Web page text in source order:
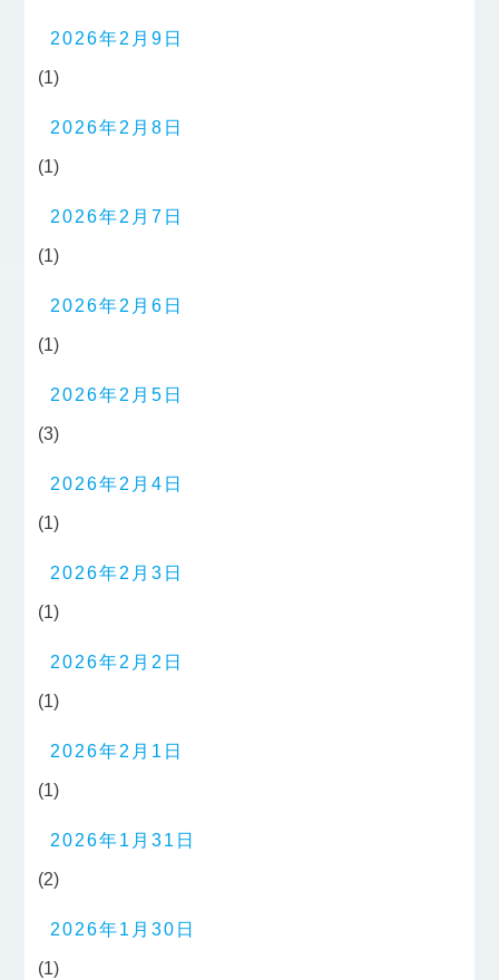
2026年2月9日
(1)
2026年2月8日
(1)
2026年2月7日
(1)
2026年2月6日
(1)
2026年2月5日
(3)
2026年2月4日
(1)
2026年2月3日
(1)
2026年2月2日
(1)
2026年2月1日
(1)
2026年1月31日
(2)
2026年1月30日
(1)